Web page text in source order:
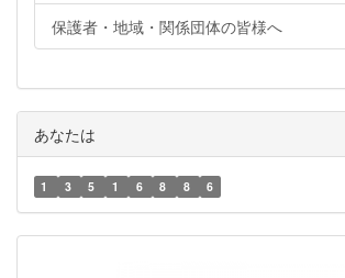
保護者・地域・関係団体の皆様へ
あなたは
1 3 5 1 6 8 8 6